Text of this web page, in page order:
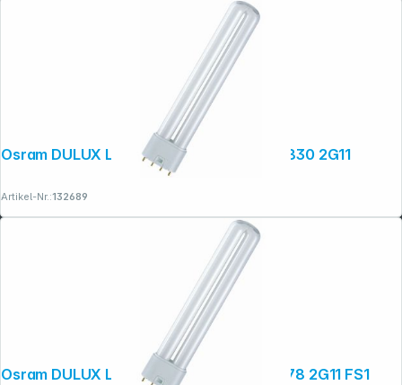
Osram DULUX L Energiesparlampe 55W/830 2G11
Artikel-Nr.:132689
Osram DULUX L Energiesparlampe 55W/78 2G11 FS1